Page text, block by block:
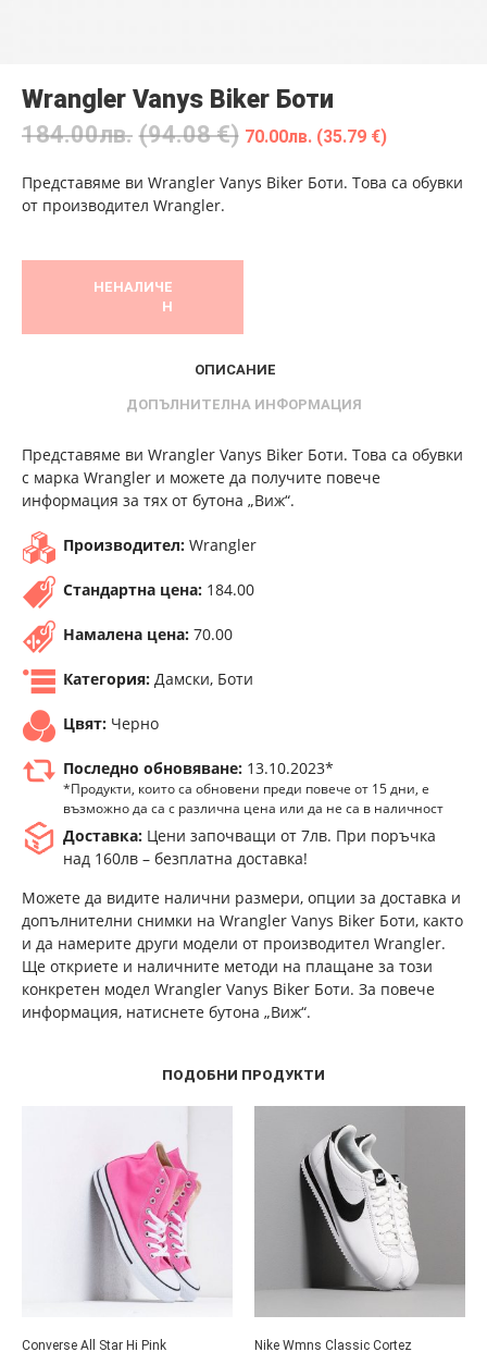
Wrangler Vanys Biker Боти
184.00лв. (94.08 €) 70.00лв. (35.79 €)
Представяме ви Wrangler Vanys Biker Боти. Това са обувки
от производител Wrangler.
НЕНАЛИЧЕ
Н
ОПИСАНИЕ
ДОПЪЛНИТЕЛНА ИНФОРМАЦИЯ
Представяме ви Wrangler Vanys Biker Боти. Това са обувки
с марка Wrangler и можете да получите повече
информация за тях от бутона „Виж“.
Производител: Wrangler
Стандартна цена: 184.00
Намалена цена: 70.00
Категория: Дамски, Боти
Цвят: Черно
Последно обновяване: 13.10.2023*
*Продукти, които са обновени преди повече от 15 дни, е
възможно да са с различна цена или да не са в наличност
Доставка: Цени започващи от 7лв. При поръчка
над 160лв – безплатна доставка!
Можете да видите налични размери, опции за доставка и
допълнителни снимки на Wrangler Vanys Biker Боти, както
и да намерите други модели от производител Wrangler.
Ще откриете и наличните методи на плащане за този
конкретен модел Wrangler Vanys Biker Боти. За повече
информация, натиснете бутона „Виж“.
ПОДОБНИ ПРОДУКТИ
Converse All Star Hi Pink Nike Wmns Classic Cortez